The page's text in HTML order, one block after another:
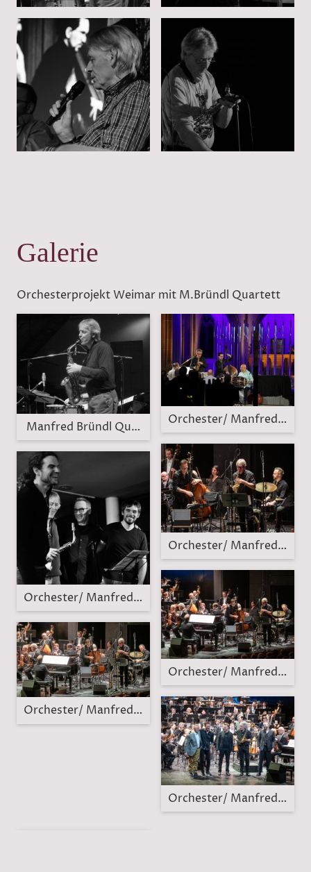
Galerie
Orchesterprojekt Weimar mit M.Bründl Quartett
Manfred Bründl Quartett
Orchester/ Manfred Bründl Quartett
Orchester/ Manfred Bründl Quartett
Orchester/ Manfred
Orchester/ Manfred
Orchester/ Manfred
Orchester/ Manfred